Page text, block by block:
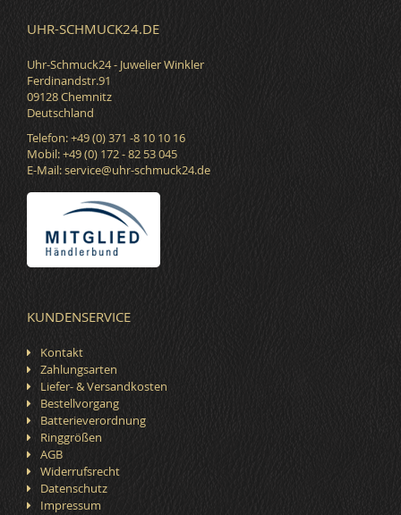
UHR-SCHMUCK24.DE
Uhr-Schmuck24 - Juwelier Winkler
Ferdinandstr.91
09128 Chemnitz
Deutschland
Telefon: +49 (0) 371 -8 10 10 16
Mobil: +49 (0) 172 - 82 53 045
E-Mail:service@uhr-schmuck24.de
KUNDENSERVICE
Kontakt
Zahlungsarten
Liefer- & Versandkosten
Bestellvorgang
Batterieverordnung
Ringgrößen
AGB
Widerrufsrecht
Datenschutz
Impressum